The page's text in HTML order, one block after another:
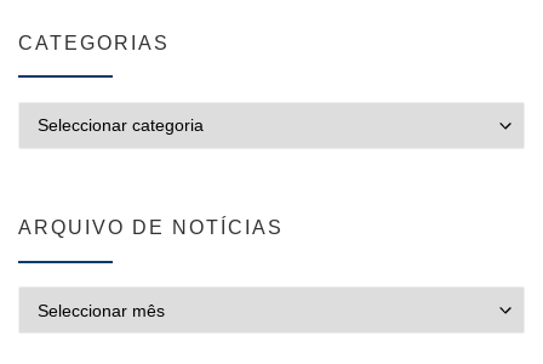
CATEGORIAS
ARQUIVO DE NOTÍCIAS